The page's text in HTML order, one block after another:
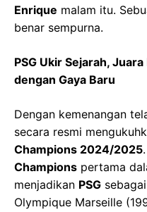
Enrique malam itu.
benar sempurna.
PSG Ukir Sejarah,
dengan Gaya Baru
Dengan kemenangan
secara resmi
Champions 2024/2025
Champions pertama
menjadikan PSG
Olympique Marseille